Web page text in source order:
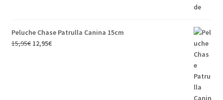
Peluche Chase Patrulla Canina 15cm
15,95€ 12,95€